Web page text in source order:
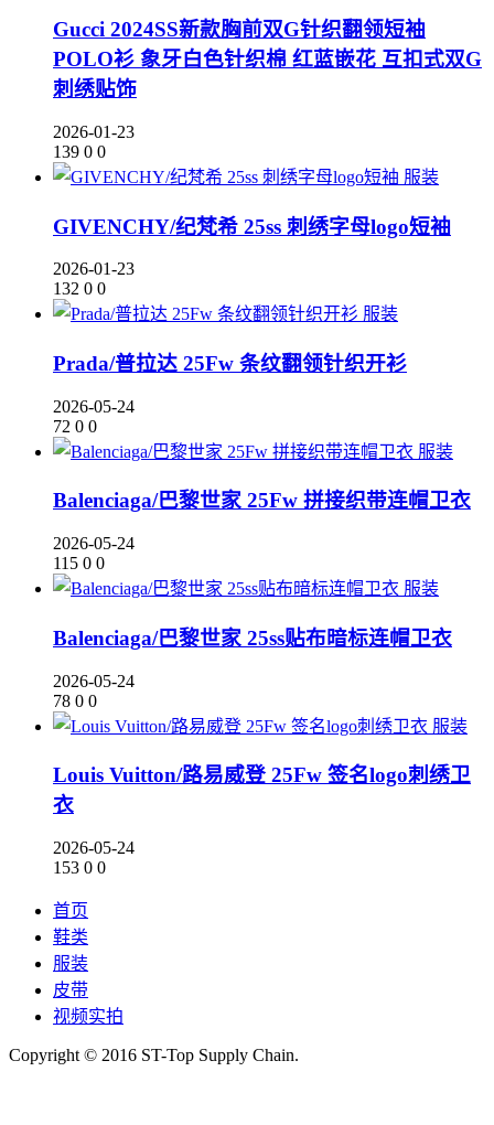
Gucci 2024SS新款胸前双G针织翻领短袖
POLO衫 象牙白色针织棉 红蓝嵌花 互扣式双G
刺绣贴饰
2026-01-23
139 0 0
服装
GIVENCHY/纪梵希 25ss 刺绣字母logo短袖
2026-01-23
132 0 0
服装
Prada/普拉达 25Fw 条纹翻领针织开衫
2026-05-24
72 0 0
服装
Balenciaga/巴黎世家 25Fw 拼接织带连帽卫衣
2026-05-24
115 0 0
服装
Balenciaga/巴黎世家 25ss贴布暗标连帽卫衣
2026-05-24
78 0 0
服装
Louis Vuitton/路易威登 25Fw 签名logo刺绣卫
衣
2026-05-24
153 0 0
首页
鞋类
服装
皮带
视频实拍
Copyright © 2016 ST-Top Supply Chain.